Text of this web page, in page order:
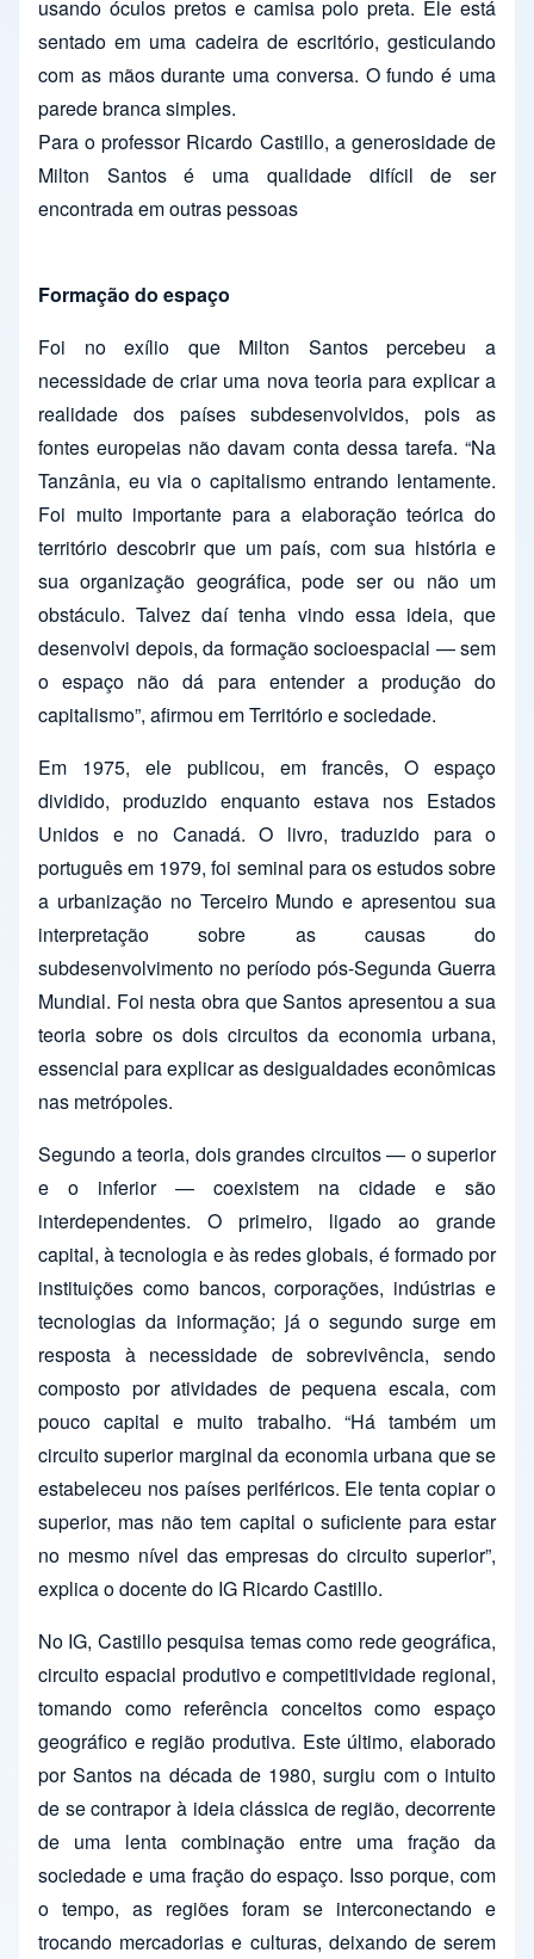
usando óculos pretos e camisa polo preta. Ele está
sentado em uma cadeira de escritório, gesticulando
com as mãos durante uma conversa. O fundo é uma
parede branca simples.
Para o professor Ricardo Castillo, a generosidade de
Milton Santos é uma qualidade difícil de ser
encontrada em outras pessoas
Formação do espaço
Foi no exílio que Milton Santos percebeu a
necessidade de criar uma nova teoria para explicar a
realidade dos países subdesenvolvidos, pois as
fontes europeias não davam conta dessa tarefa. “Na
Tanzânia, eu via o capitalismo entrando lentamente.
Foi muito importante para a elaboração teórica do
território descobrir que um país, com sua história e
sua organização geográfica, pode ser ou não um
obstáculo. Talvez daí tenha vindo essa ideia, que
desenvolvi depois, da formação socioespacial — sem
o espaço não dá para entender a produção do
capitalismo”, afirmou em Território e sociedade.
Em 1975, ele publicou, em francês, O espaço
dividido, produzido enquanto estava nos Estados
Unidos e no Canadá. O livro, traduzido para o
português em 1979, foi seminal para os estudos sobre
a urbanização no Terceiro Mundo e apresentou sua
interpretação sobre as causas do
subdesenvolvimento no período pós-Segunda Guerra
Mundial. Foi nesta obra que Santos apresentou a sua
teoria sobre os dois circuitos da economia urbana,
essencial para explicar as desigualdades econômicas
nas metrópoles.
Segundo a teoria, dois grandes circuitos — o superior
e o inferior — coexistem na cidade e são
interdependentes. O primeiro, ligado ao grande
capital, à tecnologia e às redes globais, é formado por
instituições como bancos, corporações, indústrias e
tecnologias da informação; já o segundo surge em
resposta à necessidade de sobrevivência, sendo
composto por atividades de pequena escala, com
pouco capital e muito trabalho. “Há também um
circuito superior marginal da economia urbana que se
estabeleceu nos países periféricos. Ele tenta copiar o
superior, mas não tem capital o suficiente para estar
no mesmo nível das empresas do circuito superior”,
explica o docente do IG Ricardo Castillo.
No IG, Castillo pesquisa temas como rede geográfica,
circuito espacial produtivo e competitividade regional,
tomando como referência conceitos como espaço
geográfico e região produtiva. Este último, elaborado
por Santos na década de 1980, surgiu com o intuito
de se contrapor à ideia clássica de região, decorrente
de uma lenta combinação entre uma fração da
sociedade e uma fração do espaço. Isso porque, com
o tempo, as regiões foram se interconectando e
trocando mercadorias e culturas, deixando de serem